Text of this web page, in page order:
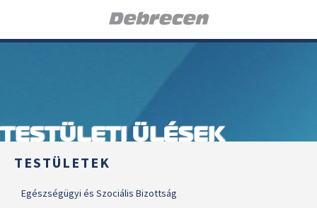
TESTÜLETI ÜLÉSEK
TESTÜLETEK
Egészségügyi és Szociális Bizottság